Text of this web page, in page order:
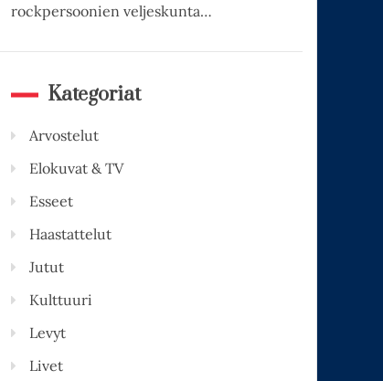
rockpersoonien veljeskunta…
Kategoriat
Arvostelut
Elokuvat & TV
Esseet
Haastattelut
Jutut
Kulttuuri
Levyt
Livet